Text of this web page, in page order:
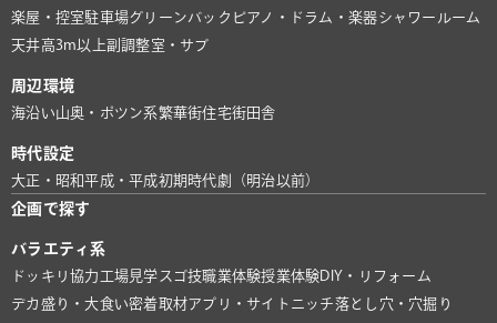
楽屋・控室駐車場グリーンバック ピアノ・ドラム・楽器シャワールーム
天井高3m以上副調整室・サブ
周辺環境
海沿い山奥・ポツン系繁華街住宅街田舎
時代設定
大正・昭和平成・平成初期時代劇（明治以前）
企画で探す
バラエティ系
ドッキリ協力 工場見学 スゴ技職業体験授業体験 DIY・リフォーム
デカ盛り・大食い密着取材アプリ・サイト ニッチ落とし穴・穴掘り